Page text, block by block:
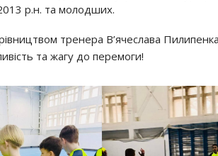
р.н. та молодших.
тренера В’ячеслава
та жагу до перемоги!